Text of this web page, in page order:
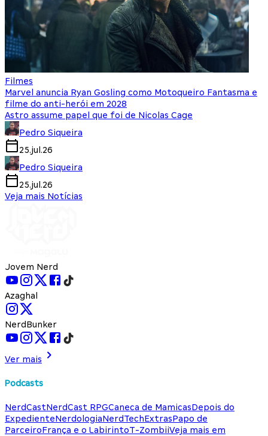
Filmes
Marvel anuncia Ryan Gosling como Motoqueiro Fantasma e
filme do anti-herói em 2028
Astro assume papel que foi de Nicolas Cage
Pedro Siqueira
25.jul.26
Pedro Siqueira
25.jul.26
Veja mais Notícias
Jovem Nerd
Azaghal
NerdBunker
Ver mais
Podcasts
NerdCastNerdCast RPGCaneca de MamicasDepois do
ExpedienteNerdologiaNerdTechExtrasPapo de
ParceiroFrança e o LabirintoT-ZombiiVeja mais em